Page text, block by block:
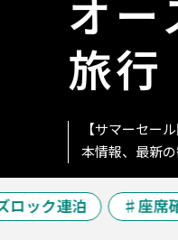
オー
旅行
【サマーセー
本情報、最新
ック連泊 座席確